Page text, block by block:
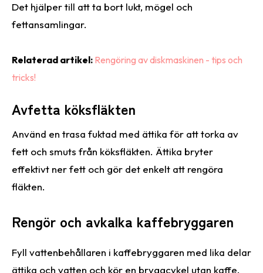
Det hjälper till att ta bort lukt, mögel och
fettansamlingar.
Relaterad artikel: Rengöring av diskmaskinen - tips och
tricks!
Avfetta köksfläkten
Använd en trasa fuktad med ättika för att torka av
fett och smuts från köksfläkten. Ättika bryter
effektivt ner fett och gör det enkelt att rengöra
fläkten.
Rengör och avkalka kaffebryggaren
Fyll vattenbehållaren i kaffebryggaren med lika delar
ättika och vatten och kör en bryggcykel utan kaffe.